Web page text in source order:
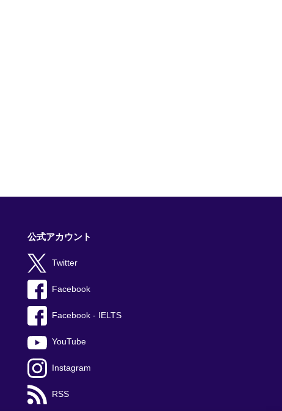
公式アカウント
Twitter
Facebook
Facebook - IELTS
YouTube
Instagram
RSS